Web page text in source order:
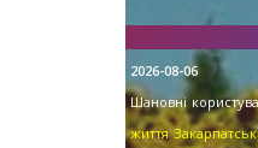
2026-08-06
Шановні
життя